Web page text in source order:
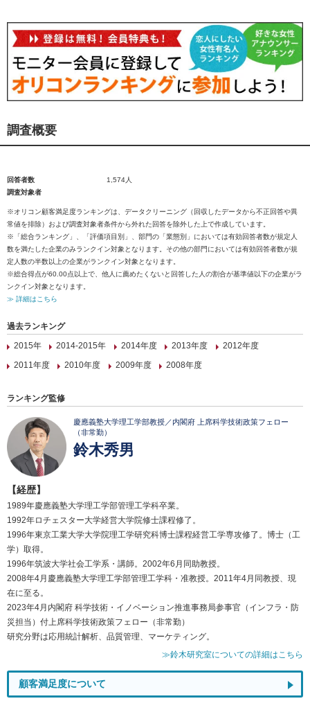
調査概要
回答者数
1,574人
調査対象者
※オリコン顧客満足度ランキングは、データクリーニング（回収したデータから不正回答や異
常値を排除）および調査対象者条件から外れた回答を除外した上で作成しています。
※「総合ランキング」、「評価項目別」、部門の「業態別」においては有効回答者数が規定人
数を満たした企業のみランクイン対象となります。その他の部門においては有効回答者数が規
定人数の半数以上の企業がランクイン対象となります。
※総合得点が60.00点以上で、他人に薦めたくないと回答した人の割合が基準値以下の企業がラ
ンクイン対象となります。
≫ 詳細はこちら
過去ランキング
2015年
2014-2015年 2014年度 2013年度
2012年度
2011年度
2010年度 2009年度 2008年度
ランキング監修
慶應義塾大学理工学部教授／内閣府 上席科学技術政策フェロー
（非常勤）
鈴木秀男
【経歴】
1989年慶應義塾大学理工学部管理工学科卒業。
1992年ロチェスター大学経営大学院修士課程修了。
1996年東京工業大学大学院理工学研究科博士課程経営工学専攻修了。博士（工
学）取得。
1996年筑波大学社会工学系・講師。2002年6月同助教授。
2008年4月慶應義塾大学理工学部管理工学科・准教授。2011年4月同教授、現
在に至る。
2023年4月内閣府 科学技術・イノベーション推進事務局参事官（インフラ・防
災担当）付上席科学技術政策フェロー（非常勤）
研究分野は応用統計解析、品質管理、マーケティング。
≫鈴木研究室についての詳細はこちら
顧客満足度について